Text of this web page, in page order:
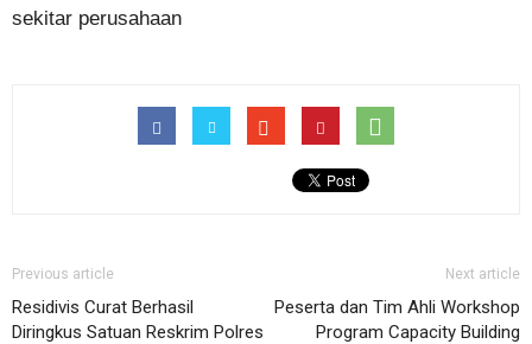
sekitar perusahaan
Previous article
Residivis Curat Berhasil
Diringkus Satuan Reskrim Polres
Next article
Peserta dan Tim Ahli Workshop
Program Capacity Building